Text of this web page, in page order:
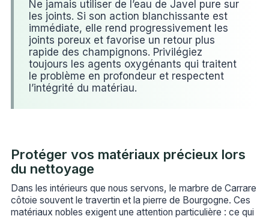
Ne jamais utiliser de l’eau de Javel pure sur
les joints. Si son action blanchissante est
immédiate, elle rend progressivement les
joints poreux et favorise un retour plus
rapide des champignons. Privilégiez
toujours les agents oxygénants qui traitent
le problème en profondeur et respectent
l’intégrité du matériau.
Protéger vos matériaux précieux lors
du nettoyage
Dans les intérieurs que nous servons, le marbre de Carrare
côtoie souvent le travertin et la pierre de Bourgogne. Ces
matériaux nobles exigent une attention particulière : ce qui